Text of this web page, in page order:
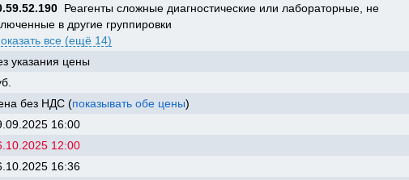
Реагенты сложные диагностические или лабораторные, не
в другие группировки
все (ещё 14)
указания цены
без НДС (показывать обе цены)
16:00
12:00
16:36